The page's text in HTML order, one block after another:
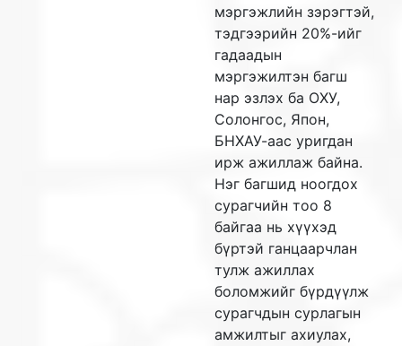
мэргэжлийн зэрэгтэй,
тэдгээрийн 20%-ийг
гадаадын
мэргэжилтэн багш
нар эзлэх ба ОХУ,
Солонгос, Япон,
БНХАУ-аас уригдан
ирж ажиллаж байна.
Нэг багшид ноогдох
сурагчийн тоо 8
байгаа нь хүүхэд
бүртэй ганцаарчлан
тулж ажиллах
боломжийг бүрдүүлж
сурагчдын сурлагын
амжилтыг ахиулах,